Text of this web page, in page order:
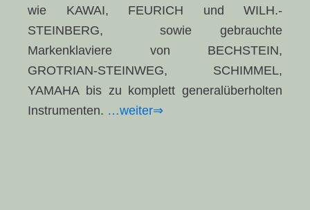
wie KAWAI, FEURICH und WILH.-
STEINBERG, sowie gebrauchte
Markenklaviere von BECHSTEIN,
GROTRIAN-STEINWEG, SCHIMMEL,
YAMAHA bis zu komplett generalüberholten
Instrumenten. …weiter⇒